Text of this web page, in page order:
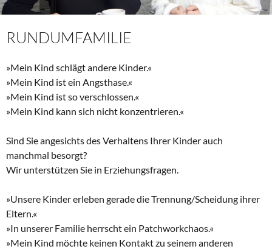
RUNDUMFAMILIE
»Mein Kind schlägt andere Kinder.«
»Mein Kind ist ein Angsthase.«
»Mein Kind ist so verschlossen.«
»Mein Kind kann sich nicht konzentrieren.«
Sind Sie angesichts des Verhaltens Ihrer Kinder auch
manchmal besorgt?
Wir unterstützen Sie in Erziehungsfragen.
»Unsere Kinder erleben gerade die Trennung/Scheidung ihrer
Eltern.«
»In unserer Familie herrscht ein Patchworkchaos.«
»Mein Kind möchte keinen Kontakt zu seinem anderen